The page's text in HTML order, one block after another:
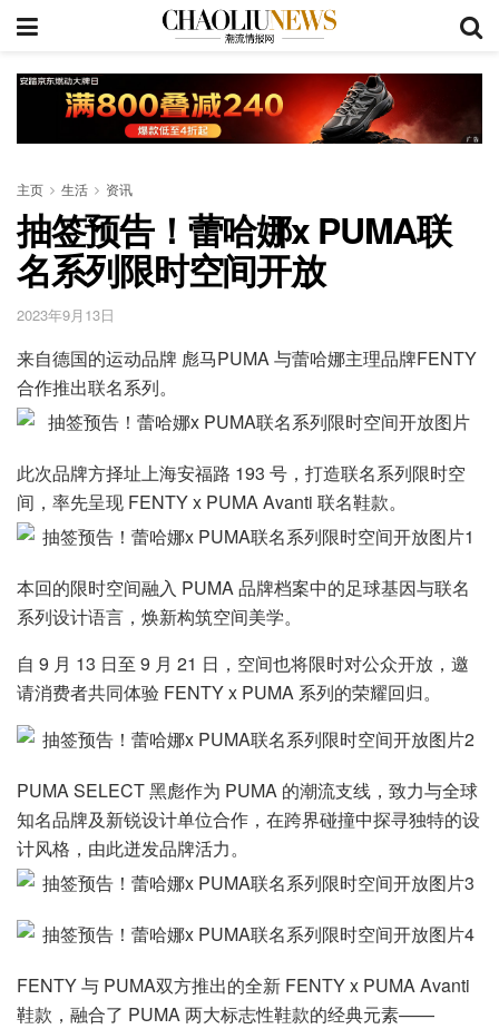
主页 生活 资讯
抽签预告！蕾哈娜x PUMA联
名系列限时空间开放
2023年9月13日
来自德国的运动品牌 彪马PUMA 与蕾哈娜主理品牌FENTY
合作推出联名系列。
此次品牌方择址上海安福路 193 号，打造联名系列限时空
间，率先呈现 FENTY x PUMA Avanti 联名鞋款。
本回的限时空间融入 PUMA 品牌档案中的足球基因与联名
系列设计语言，焕新构筑空间美学。
自 9 月 13 日至 9 月 21 日，空间也将限时对公众开放，邀
请消费者共同体验 FENTY x PUMA 系列的荣耀回归。
PUMA SELECT 黑彪作为 PUMA 的潮流支线，致力与全球
知名品牌及新锐设计单位合作，在跨界碰撞中探寻独特的设
计风格，由此迸发品牌活力。
FENTY 与 PUMA双方推出的全新 FENTY x PUMA Avanti
鞋款，融合了 PUMA 两大标志性鞋款的经典元素——